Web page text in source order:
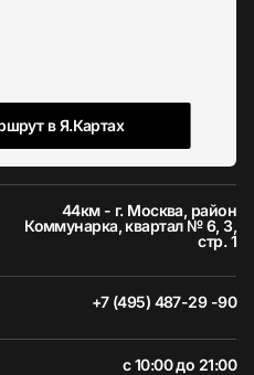
в Я.Картах
44км - г. Москва, район
Коммунарка, квартал № 6, 3,
стр. 1
+7 (495) 487-29 -90
с 10:00 до 21:00